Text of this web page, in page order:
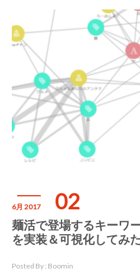
6月 2017 02
麺活で登場するキーワ
を実装＆可視化してみ
Posted By : Boomin